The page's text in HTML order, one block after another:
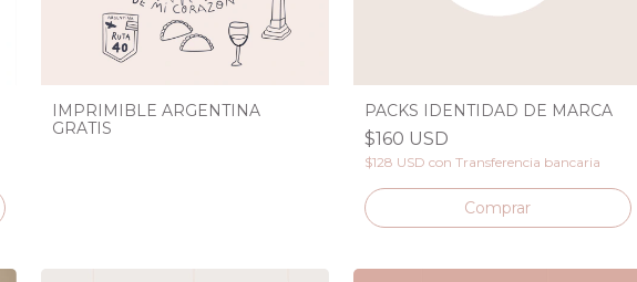
IMPRIMIBLE ARGENTINA
GRATIS
PACKS IDENTIDAD DE MARCA
$160 USD
$128 USD con Transferencia bancaria
Comprar